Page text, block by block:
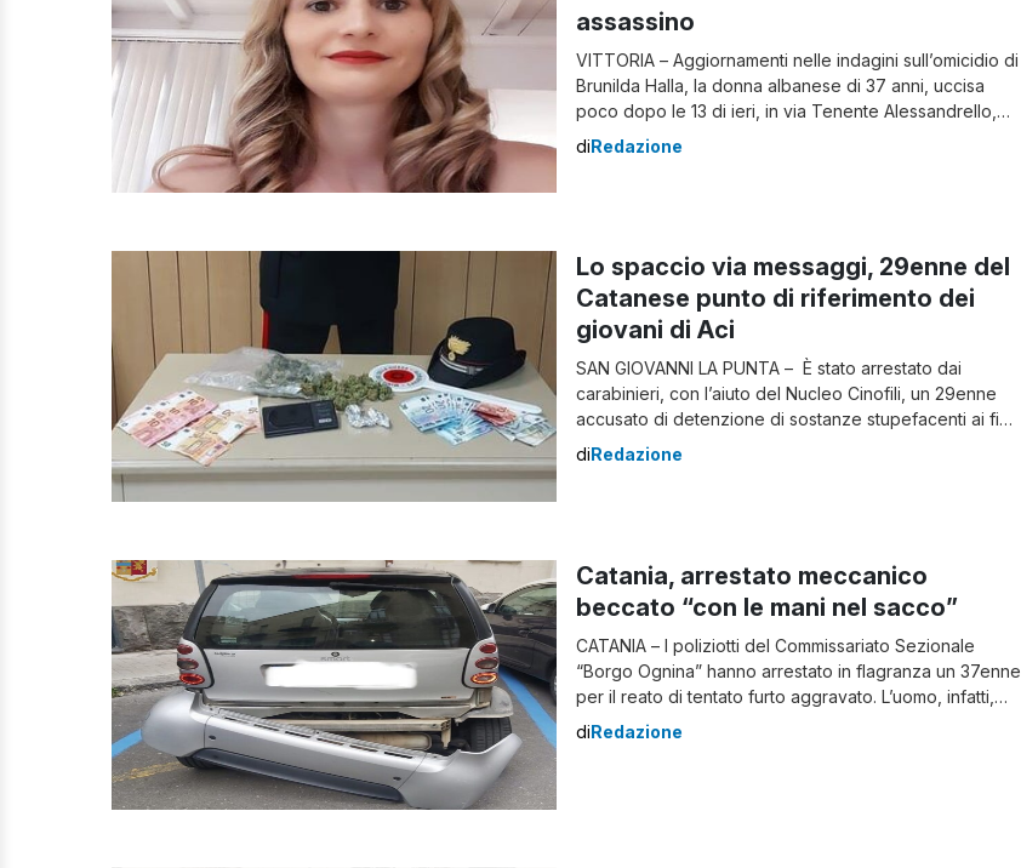
assassino
VITTORIA – Aggiornamenti nelle indagini sull’omicidio di
Brunilda Halla, la donna albanese di 37 anni, uccisa
poco dopo le 13 di ieri, in via Tenente Alessandrello,
all’angolo con via Firenze, a Vittoria nel Ragusano. La
diRedazione
Lo spaccio via messaggi, 29enne del
Catanese punto di riferimento dei
giovani di Aci
SAN GIOVANNI LA PUNTA – È stato arrestato dai
carabinieri, con l’aiuto del Nucleo Cinofili, un 29enne
accusato di detenzione di sostanze stupefacenti ai fini
di spaccio nel Comune catanese di San Giovanni la
diRedazione
Catania, arrestato meccanico
beccato “con le mani nel sacco”
CATANIA – I poliziotti del Commissariato Sezionale
“Borgo Ognina” hanno arrestato in flagranza un 37enne
per il reato di tentato furto aggravato. L’uomo, infatti,
meccanico di professione ed impiegato in un’officina
diRedazione